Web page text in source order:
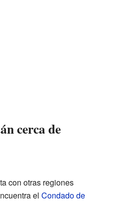
cerca de
con otras regiones
el Condado de